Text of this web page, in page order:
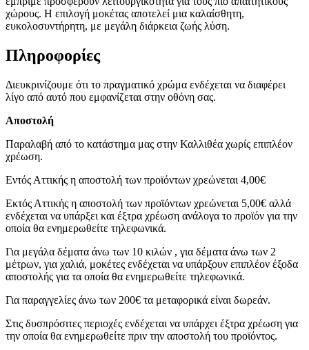
χώρους. Η επιλογή μοκέτας αποτελεί μια καλαίσθητη,
ευκολοσυντήρητη, με μεγάλη διάρκεια ζωής λύση.
Πληροφορίες
Διευκρινίζουμε ότι το πραγματικό χρώμα ενδέχεται να διαφέρει
λίγο από αυτό που εμφανίζεται στην οθόνη σας.
Αποστολή
Παραλαβή από το κατάστημα μας στην Καλλιθέα χωρίς επιπλέον
χρέωση.
Εντός Αττικής η αποστολή των προϊόντων χρεώνεται 4,00€
Εκτός Αττικής η αποστολή των προϊόντων χρεώνεται 5,00€ αλλά
ενδέχεται να υπάρξει και έξτρα χρέωση ανάλογα το προϊόν για την
οποία θα ενημερωθείτε τηλεφωνικά.
Για μεγάλα δέματα άνω των 10 κιλών , για δέματα άνω των 2
μέτρων, για χαλιά, μοκέτες ενδέχεται να υπάρξουν επιπλέον έξοδα
αποστολής για τα οποία θα ενημερωθείτε τηλεφωνικά.
Για παραγγελίες άνω των 200€ τα μεταφορικά είναι δωρεάν.
Στις δυσπρόσιτες περιοχές ενδέχεται να υπάρχει έξτρα χρέωση για
την οποία θα ενημερωθείτε πριν την αποστολή του προϊόντος.